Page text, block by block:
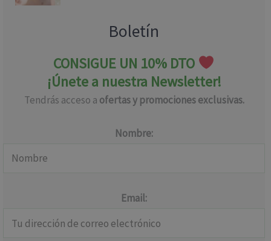
Boletín
CONSIGUE UN 10% DTO
¡Únete a nuestra Newsletter!
Tendrás acceso a ofertas y promociones exclusivas.
Nombre:
Email: